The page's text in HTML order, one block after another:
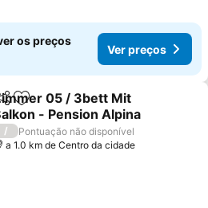
os preços
Ver preços
Adicionar aos favoritos
05 / 3bett Mit
- Pension Alpina
/
Pontuação não disponível
a 1.0 km de Centro da cidade